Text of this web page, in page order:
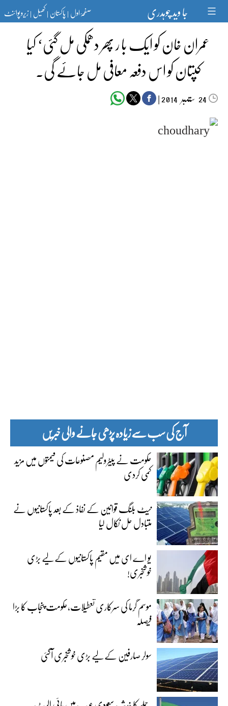
content جا وید چوہدری صفحۂ اول|پاکستان|کھیل|زیرو پوائنٹ
عمران خان کو ایک با ر پھر دھمکی مل گئی‘ کیا
کپتان کو اس دفعہ معافی مل جائے گی۔ ‎
24 ستمبر‬‮ |
آج کی سب سے زیادہ پڑھی جانے والی خبریں
حکومت نے پیٹرولیم مصنوعات کی قیمتوں میں مزید
کمی کردی
نیٹ بلنگ قوانین کے نفاذ کے بعد پاکستانیوں نے
متبادل حل نکال لیا
یو اے ای میں مقیم پاکستانیوں کے لیے بڑی
خوشخبری!
موسم گرما کی سرکاری تعطیلات،حکومت پنجاب کا بڑا
فیصلہ
سولر صارفین کے لیے بڑی خوشخبری آگئی